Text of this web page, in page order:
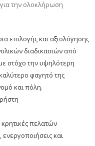
την ολοκλήρωση
επιλογής και αξιολόγησης
διαδικασιών από
στόχο την υψηλότερη
φαγητό της
και πόλη.
κρητικές πελατών
και